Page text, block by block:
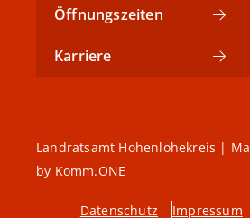
Öffnungszeiten
Karriere
©2023 - 2026 Landratsamt Hohenlohekreis |
by Komm.ONE
Impressum
Datenschutz